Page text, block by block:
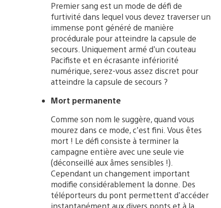
Premier sang est un mode de défi de
furtivité dans lequel vous devez traverser un
immense pont généré de manière
procédurale pour atteindre la capsule de
secours. Uniquement armé d’un couteau
Pacifiste et en écrasante infériorité
numérique, serez-vous assez discret pour
atteindre la capsule de secours ?
Mort permanente
Comme son nom le suggère, quand vous
mourez dans ce mode, c’est fini. Vous êtes
mort ! Le défi consiste à terminer la
campagne entière avec une seule vie
(déconseillé aux âmes sensibles !).
Cependant un changement important
modifie considérablement la donne. Des
téléporteurs du pont permettent d’accéder